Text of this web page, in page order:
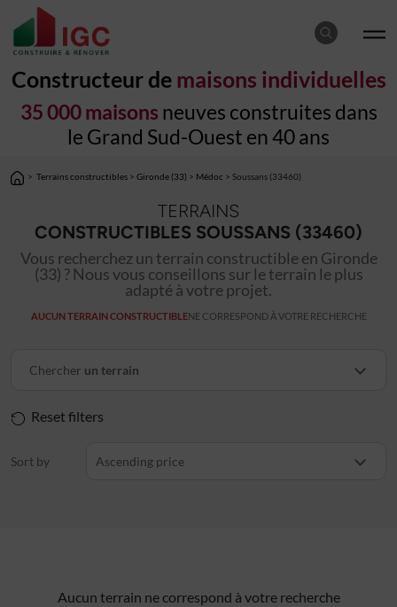
Constructeur de maisons individuelles
35 000 maisons neuves construites dans
le Grand Sud-Ouest en 40 ans
> Terrains constructibles > Gironde (33) > Médoc > Soussans (33460)
TERRAINS
CONSTRUCTIBLES SOUSSANS (33460)
Vous recherchez un terrain constructible en Gironde
(33) ? Nous vous conseillons sur le terrain le plus
adapté à votre projet.
AUCUN TERRAIN CONSTRUCTIBLENE CORRESPOND À VOTRE RECHERCHE
Chercher un terrain
Reset filters
Sort by Ascending price
Aucun terrain ne correspond à votre recherche